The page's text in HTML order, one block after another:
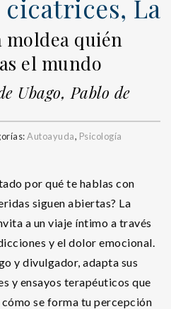
cicatrices, La
quién
el mundo
Ubago, Pablo de
Autoayuda, Psicología
por qué te hablas con
siguen abiertas? La
a un viaje íntimo a través
y el dolor emocional.
y divulgador, adapta sus
y ensayos terapéuticos que
se forma tu percepción